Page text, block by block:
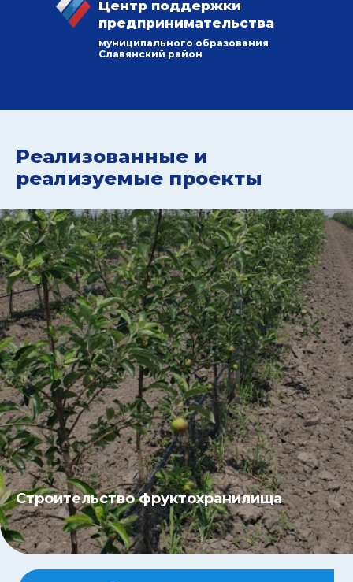
Центр поддержки
предпринимательства
муниципального образования
Славянский район
Реализованные и
реализуемые проекты
Строительство фруктохранилища